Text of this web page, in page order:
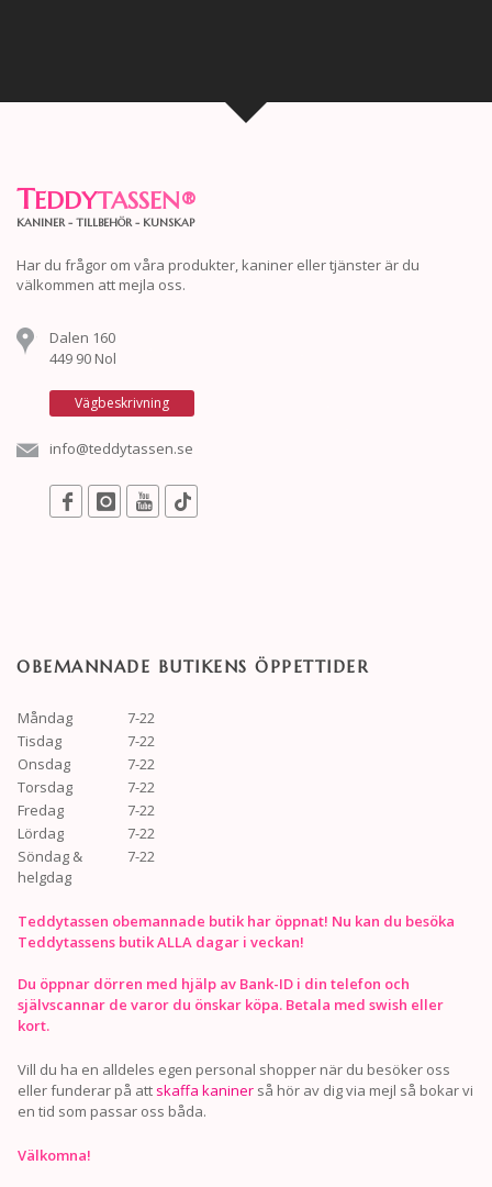
TEDDYTASSEN®
KANINER - TILLBEHÖR - KUNSKAP
Har du frågor om våra produkter, kaniner eller tjänster är du
välkommen att mejla oss.
Dalen 160
449 90 Nol
Vägbeskrivning
info@teddytassen.se
OBEMANNADE BUTIKENS ÖPPETTIDER
Måndag
7-22
Tisdag
7-22
Onsdag
7-22
Torsdag
7-22
Fredag
7-22
Lördag
7-22
Söndag &
helgdag
7-22
Teddytassen obemannade butik har öppnat! Nu kan du besöka
Teddytassens butik ALLA dagar i veckan!
Du öppnar dörren med hjälp av Bank-ID i din telefon och
självscannar de varor du önskar köpa. Betala med swish eller
kort.
Vill du ha en alldeles egen personal shopper när du besöker oss
eller funderar på att skaffa kaniner så hör av dig via mejl så bokar vi
en tid som passar oss båda.
Välkomna!